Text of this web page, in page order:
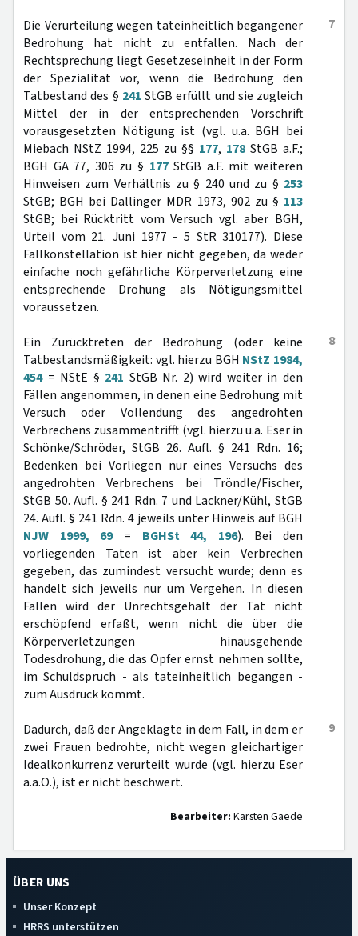
7
Die Verurteilung wegen tateinheitlich begangener
Bedrohung hat nicht zu entfallen. Nach der
Rechtsprechung liegt Gesetzeseinheit in der Form
der Spezialität vor, wenn die Bedrohung den
Tatbestand des § 241 StGB erfüllt und sie zugleich
Mittel der in der entsprechenden Vorschrift
vorausgesetzten Nötigung ist (vgl. u.a. BGH bei
Miebach NStZ 1994, 225 zu §§ 177, 178 StGB a.F.;
BGH GA 77, 306 zu § 177StGB a.F. mit weiteren
Hinweisen zum Verhältnis zu § 240 und zu § 253
StGB; BGH bei Dallinger MDR 1973, 902 zu § 113
StGB; bei Rücktritt vom Versuch vgl. aber BGH,
Urteil vom 21. Juni 1977 - 5 StR 310177). Diese
Fallkonstellation ist hier nicht gegeben, da weder
einfache noch gefährliche Körperverletzung eine
entsprechende Drohung als Nötigungsmittel
voraussetzen.
8
Ein Zurücktreten der Bedrohung (oder keine
Tatbestandsmäßigkeit: vgl. hierzu BGH NStZ 1984,
454= NStE § 241 StGB Nr. 2) wird weiter in den
Fällen angenommen, in denen eine Bedrohung mit
Versuch oder Vollendung des angedrohten
Verbrechens zusammentrifft (vgl. hierzu u.a. Eser in
Schönke/Schröder, StGB 26. Aufl. § 241 Rdn. 16;
Bedenken bei Vorliegen nur eines Versuchs des
angedrohten Verbrechens bei Tröndle/Fischer,
StGB 50. Aufl. § 241 Rdn. 7 und Lackner/Kühl, StGB
24. Aufl. § 241 Rdn. 4 jeweils unter Hinweis auf BGH
NJW 1999, 69= BGHSt 44, 196). Bei den
vorliegenden Taten ist aber kein Verbrechen
gegeben, das zumindest versucht wurde; denn es
handelt sich jeweils nur um Vergehen. In diesen
Fällen wird der Unrechtsgehalt der Tat nicht
erschöpfend erfaßt, wenn nicht die über die
Körperverletzungen hinausgehende
Todesdrohung, die das Opfer ernst nehmen sollte,
im Schuldspruch - als tateinheitlich begangen -
zum Ausdruck kommt.
9
Dadurch, daß der Angeklagte in dem Fall, in dem er
zwei Frauen bedrohte, nicht wegen gleichartiger
Idealkonkurrenz verurteilt wurde (vgl. hierzu Eser
a.a.O.), ist er nicht beschwert.
Bearbeiter: Karsten Gaede
ÜBER UNS
Unser Konzept
HRRS unterstützen